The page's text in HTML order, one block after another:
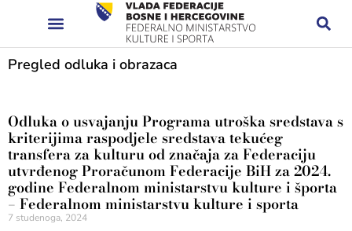
Pregled odluka i obrazaca
Odluka o usvajanju Programa utroška sredstava s
kriterijima raspodjele sredstava tekućeg
transfera za kulturu od značaja za Federaciju
utvrđenog Proračunom Federacije BiH za 2024.
godine Federalnom ministarstvu kulture i športa
– Federalnom ministarstvu kulture i sporta
7 studenoga, 2024